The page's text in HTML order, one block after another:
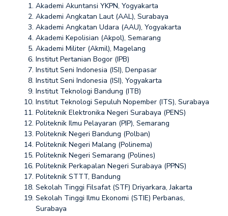
Akademi Akuntansi YKPN, Yogyakarta
Akademi Angkatan Laut (AAL), Surabaya
Akademi Angkatan Udara (AAU), Yogyakarta
Akademi Kepolisian (Akpol), Semarang
Akademi Militer (Akmil), Magelang
Institut Pertanian Bogor (IPB)
Institut Seni Indonesia (ISI), Denpasar
Institut Seni Indonesia (ISI), Yogyakarta
Institut Teknologi Bandung (ITB)
Institut Teknologi Sepuluh Nopember (ITS), Surabaya
Politeknik Elektronika Negeri Surabaya (PENS)
Politeknik Ilmu Pelayaran (PIP), Semarang
Politeknik Negeri Bandung (Polban)
Politeknik Negeri Malang (Polinema)
Politeknik Negeri Semarang (Polines)
Politeknik Perkapalan Negeri Surabaya (PPNS)
Politeknik STTT, Bandung
Sekolah Tinggi Filsafat (STF) Driyarkara, Jakarta
Sekolah Tinggi Ilmu Ekonomi (STIE) Perbanas,
Surabaya